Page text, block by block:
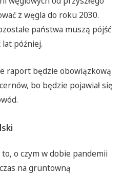
z węgla do roku 2030.
państwa muszą pójść
później.
raport będzie obowiązkową
bo będzie pojawiał się
o czym w dobie pandemii
na gruntowną